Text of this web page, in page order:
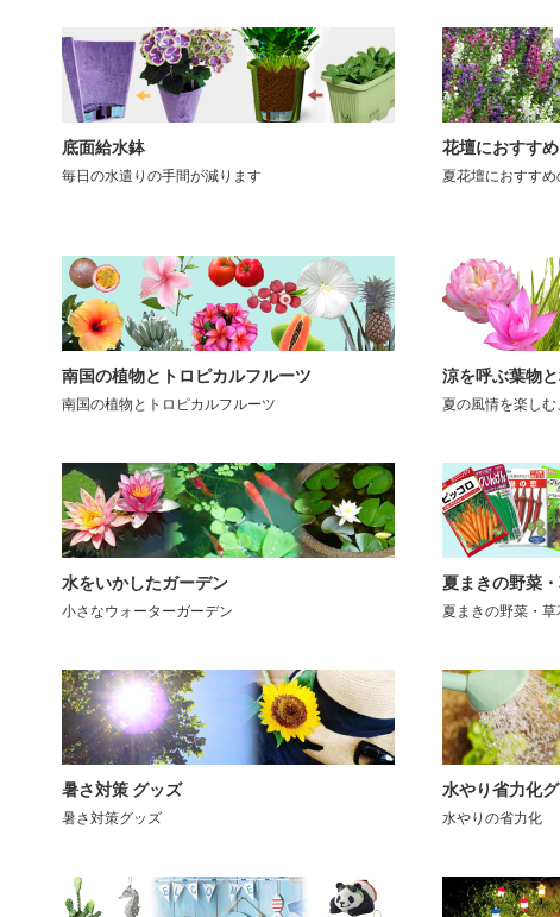
底面給水鉢
毎日の水遣りの手間が減ります
花壇におすすめ
夏花壇におすすめ
南国の植物とトロピカルフルーツ
南国の植物とトロピカルフルーツ
涼を呼ぶ葉物
夏の風情を楽し
水をいかしたガーデン
小さなウォーターガーデン
夏まきの野菜
夏まきの野菜・
暑さ対策 グッズ
暑さ対策グッズ
水やり省力化
水やりの省力化